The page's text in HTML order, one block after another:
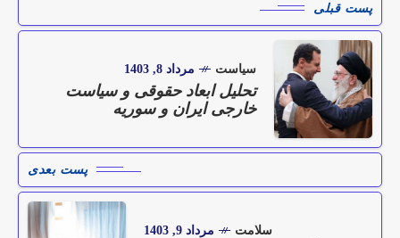
پست قبلی
سیاست مرداد 8, 1403
تحلیل ابعاد حقوقی و سیاست
خارجی ایران و سوریه
پست بعدی
سلامت مرداد 9, 1403